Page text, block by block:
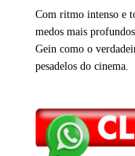
Com ritmo intenso e
medos mais
Gein como o
pesadelos do cinema.